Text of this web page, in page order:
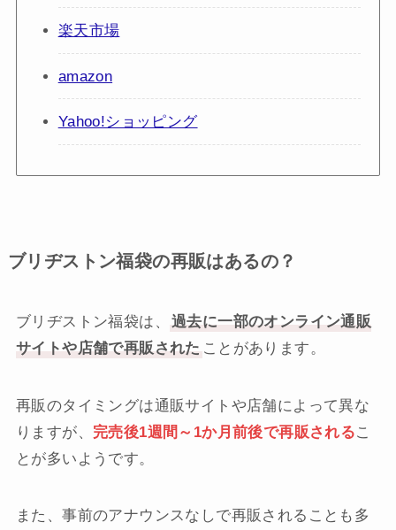
楽天市場
amazon
Yahoo!ショッピング
ブリヂストン福袋の再販はあるの？
ブリヂストン福袋は、
過去に一部のオンライン通販
サイトや店舗で再販された ことがあります。
再販のタイミングは通販サイトや店舗によって異な
りますが、 完売後1週間～1か月前後で再販されるこ
とが多いようです。
また、事前のアナウンスなしで再販されることも多